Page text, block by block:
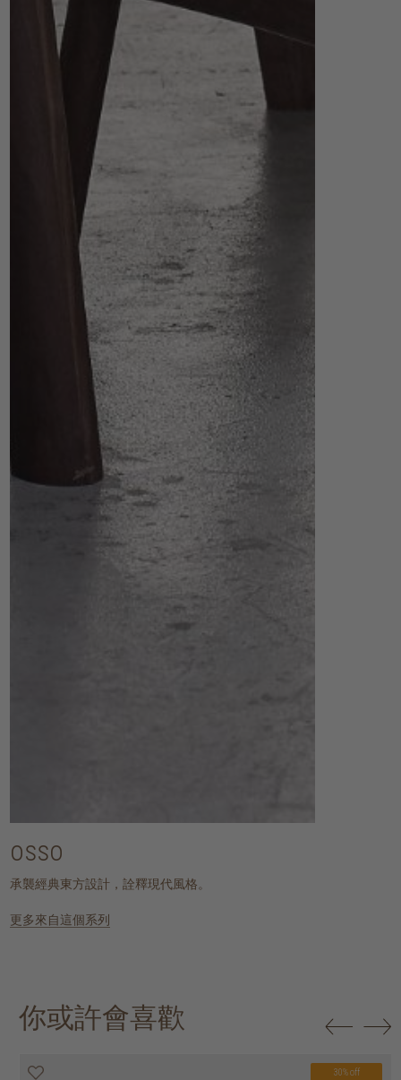
osso
承襲經典東方設計，詮釋現代風格。
更多來自這個系列
你或許會喜歡
30% off
30% off
20% off
20% off